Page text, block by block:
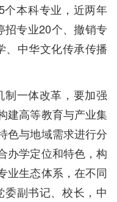
个本科专业，近两年
招专业20个、撤销专
、中华文化传承传播
制一体改革，要加强
建高等教育与产业集
色与地域需求进行分
办学定位和特色，构
业生态体系，在不同
委副书记、校长，中